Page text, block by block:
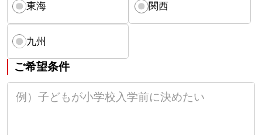
東海 関西
九州
ご希望条件